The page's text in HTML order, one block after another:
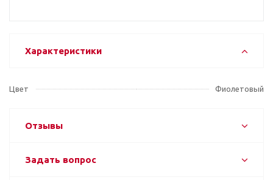
Характеристики
Цвет Фиолетовый
Отзывы
Задать вопрос